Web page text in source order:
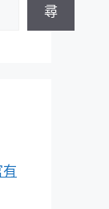
尋